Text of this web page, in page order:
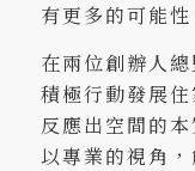
有更多的可能性
在兩位創辦人
積極行動發展
反應出空間的
以專業的視角